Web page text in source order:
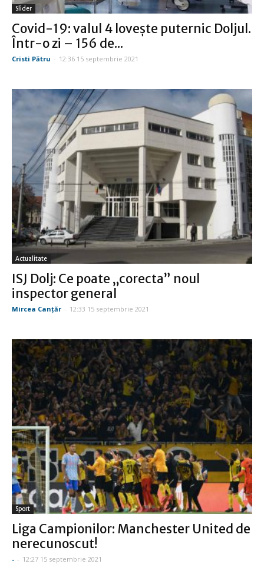
Slider
Covid-19: valul 4 lovește puternic Doljul.
Într-o zi – 156 de...
Cristi Pătru - 12:36 15 septembrie 2021
Actualitate
ISJ Dolj: Ce poate „corecta” noul
inspector general
Mircea Canţăr - 12:33 15 septembrie 2021
Sport
Liga Campionilor: Manchester United de
nerecunoscut!
- - 12:27 15 septembrie 2021